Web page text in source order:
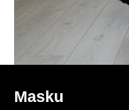
Masku